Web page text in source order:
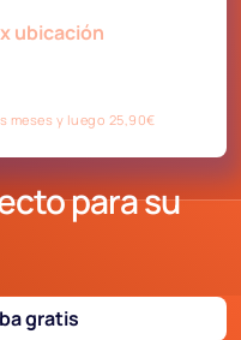
para su
gratis
ubicación
meses y luego 25,90€